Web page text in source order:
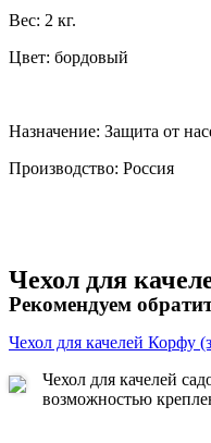
Вес: 2 кг.
Цвет: бордовый
Назначение: Защита от
Производство: Россия
Чехол для
Рекомендуем
Чехол для качелей Корфу
Чехол для качелей
возможностью